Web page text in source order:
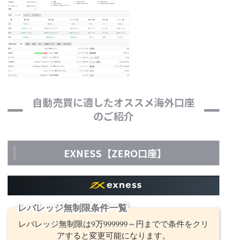
自動売買に適したオススメ海外口座
のご紹介
EXNESS【ZERO口座】
レバレッジ無制限条件一覧
レバレッジ無制限は9万999999～円までで条件をクリ
アすると変更可能になります。